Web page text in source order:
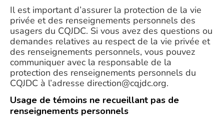
Il est important d’assurer la protection de la vie
privée et des renseignements personnels des
usagers du CQJDC. Si vous avez des questions ou
demandes relatives au respect de la vie privée et
des renseignements personnels, vous pouvez
communiquer avec la responsable de la
protection des renseignements personnels du
CQJDC à l’adresse direction@cqjdc.org.
Usage de témoins ne recueillant pas de
renseignements personnels